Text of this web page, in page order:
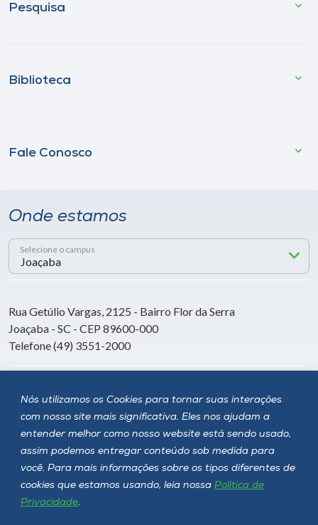
Nós utilizamos os Cookies para tornar suas interações
com nosso site mais significativa. Eles nos ajudam a
entender melhor como nosso website está sendo usado,
assim podemos entregar conteúdo sob medida para
você. Para mais informações sobre os tipos diferentes de
cookies que estamos usando, leia nossa Política de
Privacidade.
Pesquisa
Biblioteca
Fale Conosco
Onde estamos
Selecione o campus
Rua Getúlio Vargas, 2125 - Bairro Flor da Serra
Joaçaba - SC - CEP 89600-000
Telefone (49) 3551-2000
Siga a Unoesc